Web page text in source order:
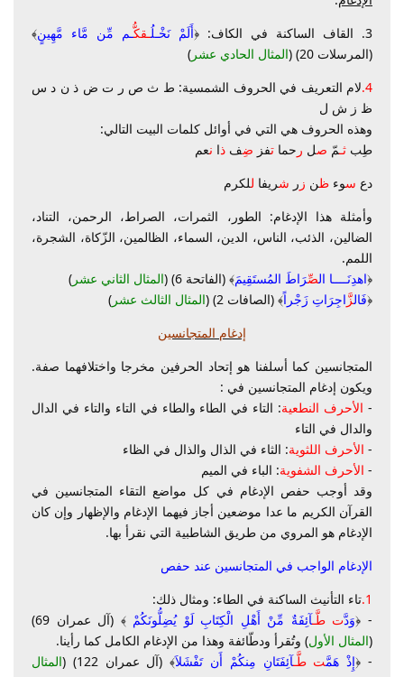
3. القاف الساكنة في الكاف: ﴿
أَلَمْ نَخْـلُـقكُّـم مِّن مَّاء مَّهِينٍ﴾
(المرسلات 20) (
المثال الحادي عشر )
4. لام التعريف في الحروف الشمسية: ط ث ص ر ت ض ذ ن د س
ظ ز ش ل
وهذه الحروف هي التي في أوائل كلمات البيت التالي:
طِب ثـمّ صل ر حما تفز ضِف ذا نعم
دع سوء ظن ز ر شريفا للكرم
وأمثلة هذا الإدغام: الطور، الثمرات، الصراط، الرحمن، التناد،
الضالين، الذئب، الناس، الدين، السماء، الظالمين، الزّكاة، الشجرة،
اللمم.
﴿اهدِنَــــا الصِّرَاطَ المُستَقِيمَ﴾ (الفاتحة 6) ( المثال الثاني عشر )
﴿فَالزَّاجِرَاتِ زَجْراً﴾ (الصافات 2) ( المثال الثالث عشر )
إدغام المتجانسين
المتجانسين كما أسلفنا هو إتحاد الحرفين مخرجا واختلافهما صفة.
ويكون إدغام المتجانسين في :
- الأحرف النطعية: التاء في الطاء والطاء في التاء والتاء في الدال
والدال في التاء
- الأحرف اللثوية: الثاء في الذال والذال في الظاء
- الأحرف الشفوية: الباء في الميم
وقد أوجب حفص الإدغام في كل مواضع التقاء المتجانسين في
القرآن الكريم ما عدا موضعين أجاز فيهما الإدغام والإظهار وإن كان
الإدغام هو المروي من طريق الشاطبية التي نقرأ بها.
الإدغام الواجب في المتجانسين عند حفص
1. تاء التأنيث الساكنة في الطاء: ومثال ذلك:
- ﴿وَدَّت طَّـآئِفَةٌ مِّنْ أَهْلِ الْكِتَابِ لَوْ يُضِلُّونَكُمْ
﴾ (آل عمران 69)
(المثال الأول) وتُقرأ ودطّائفة وهذا من الإدغام الكامل كما رأينا.
- ﴿إِذْ هَمَّت طَّـآئِفَتَانِ مِنكُمْ أَن تَفْشَلاَ﴾ (آل عمران 122) (
المثال